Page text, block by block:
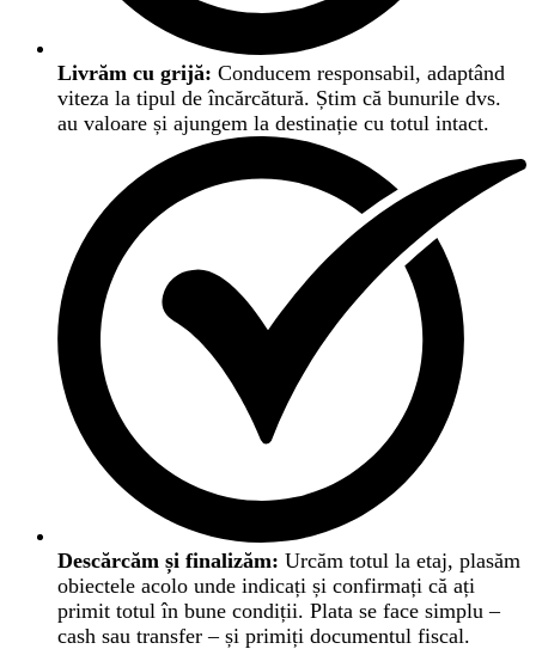
Livrăm cu grijă: Conducem responsabil, adaptând
viteza la tipul de încărcătură. Știm că bunurile dvs.
au valoare și ajungem la destinație cu totul intact.
Descărcăm și finalizăm: Urcăm totul la etaj, plasăm
obiectele acolo unde indicați și confirmați că ați
primit totul în bune condiții. Plata se face simplu –
cash sau transfer – și primiți documentul fiscal.